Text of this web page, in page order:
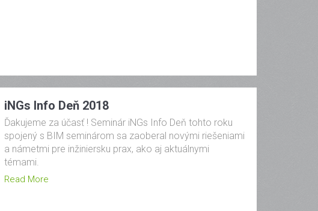
iNGs Info Deň 2018
Ďakujeme za účasť ! Seminár iNGs Info Deň tohto roku
spojený s BIM seminárom sa zaoberal novými riešeniami
a námetmi pre inžiniersku prax, ako aj aktuálnymi
témami.
Read More